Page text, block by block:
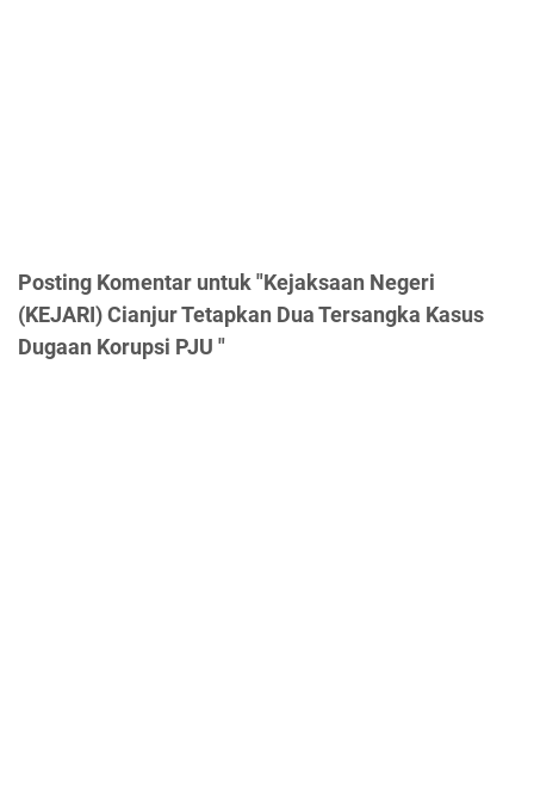
Posting Komentar untuk "Kejaksaan Negeri
(KEJARI) Cianjur Tetapkan Dua Tersangka Kasus
Dugaan Korupsi PJU "